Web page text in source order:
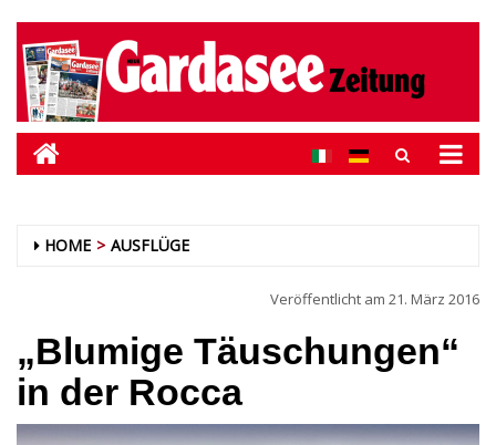
HOME AUSFLÜGE
Veröffentlicht am 21. März 2016
„Blumige Täuschungen“
in der Rocca